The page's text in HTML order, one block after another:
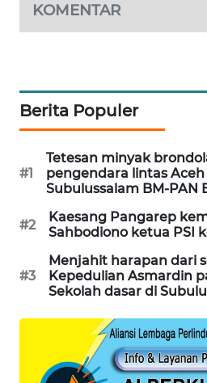
KOMENTAR
Berita Populer
#1
Tetesan minyak
pengendara lintas Aceh
Subulussalam BM-PAN
#2
Kaesang Pangarep
Sahbodiono ketua PSI
#3
Menjahit harapan dari
Kepedulian Asmardin
Sekolah dasar di
LPKKI
KONSUMEN
FORJASIDA